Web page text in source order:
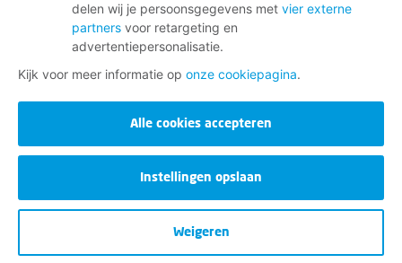
delen wij je persoonsgegevens met vier externe
partners voor retargeting en
advertentiepersonalisatie.
Kijk voor meer informatie op onze cookiepagina.
Alle cookies accepteren
Instellingen opslaan
Weigeren